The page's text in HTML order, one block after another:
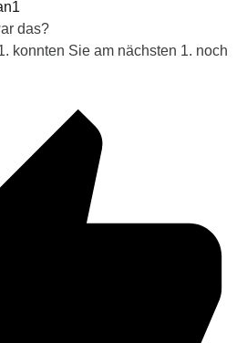
das?
konnten Sie am nächsten 1. noch